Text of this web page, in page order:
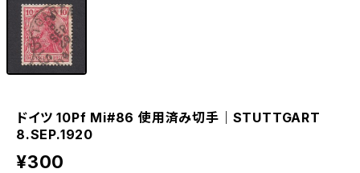
ドイツ 10Pf Mi#86 使用済み切手｜STUTTGART
8.SEP.1920
¥300